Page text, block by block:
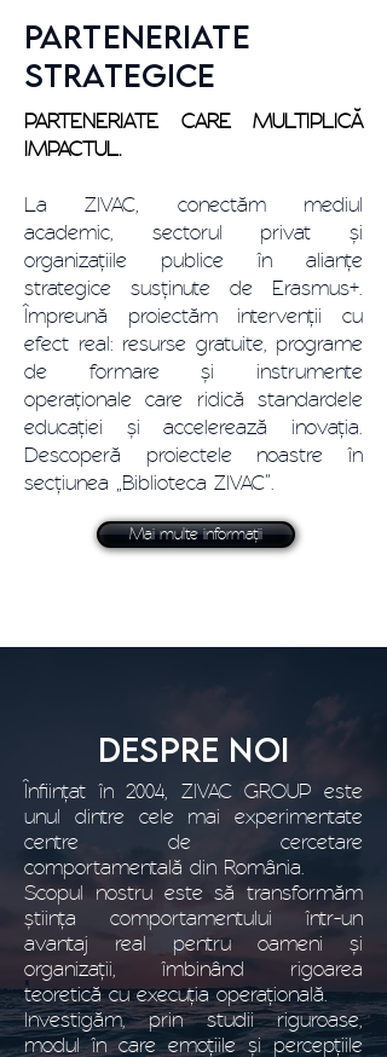
PARTENERIATE
STRATEGICE
PARTENERIATE CARE MULTIPLICĂ
IMPACTUL.
La ZIVAC, conectăm mediul
academic, sectorul privat și
organizațiile publice în alianțe
strategice susținute de Erasmus+.
Împreună proiectăm intervenții cu
efect real: resurse gratuite, programe
de formare și instrumente
operaționale care ridică standardele
educației și accelerează inovația.
Descoperă proiectele noastre în
secțiunea „Biblioteca ZIVAC”.
Mai multe informații
DESPRE NOI
Înființat în 2004, ZIVAC GROUP este
unul dintre cele mai experimentate
centre de cercetare
comportamentală din România.
Scopul nostru este să transformăm
știința comportamentului într-un
avantaj real pentru oameni și
organizații, îmbinând rigoarea
teoretică cu execuția operațională.
Investigăm, prin studii riguroase,
modul în care emoțiile și percepțiile